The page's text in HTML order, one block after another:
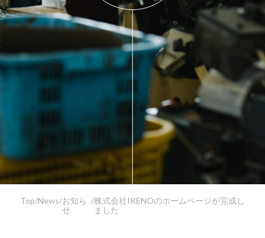
Top/News/お知ら
せ
/株式会社IKENOのホームページが完成し
ました